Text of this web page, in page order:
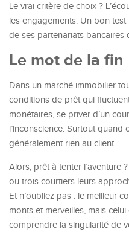
Le vrai critère de choix ?
les engagements. Un bon
de ses partenariats bancaires
Le mot de la fin
Dans un marché immobilier
conditions de prêt qui
monétaires, se priver d’un
l’inconscience. Surtout quand
généralement rien au client.
Alors, prêt à tenter l’aventure
ou trois courtiers leurs
Et n’oubliez pas : le meilleur
monts et merveilles, mais
comprendre la singularité de